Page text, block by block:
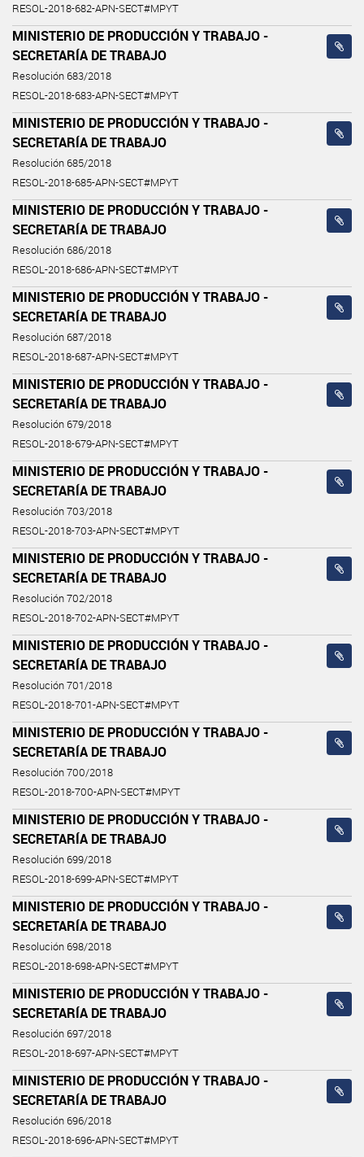
RESOL-2018-682-APN-SECT#MPYT
MINISTERIO DE PRODUCCIÓN Y TRABAJO -
SECRETARÍA DE TRABAJO
Resolución 683/2018
RESOL-2018-683-APN-SECT#MPYT
MINISTERIO DE PRODUCCIÓN Y TRABAJO -
SECRETARÍA DE TRABAJO
Resolución 685/2018
RESOL-2018-685-APN-SECT#MPYT
MINISTERIO DE PRODUCCIÓN Y TRABAJO -
SECRETARÍA DE TRABAJO
Resolución 686/2018
RESOL-2018-686-APN-SECT#MPYT
MINISTERIO DE PRODUCCIÓN Y TRABAJO -
SECRETARÍA DE TRABAJO
Resolución 687/2018
RESOL-2018-687-APN-SECT#MPYT
MINISTERIO DE PRODUCCIÓN Y TRABAJO -
SECRETARÍA DE TRABAJO
Resolución 679/2018
RESOL-2018-679-APN-SECT#MPYT
MINISTERIO DE PRODUCCIÓN Y TRABAJO -
SECRETARÍA DE TRABAJO
Resolución 703/2018
RESOL-2018-703-APN-SECT#MPYT
MINISTERIO DE PRODUCCIÓN Y TRABAJO -
SECRETARÍA DE TRABAJO
Resolución 702/2018
RESOL-2018-702-APN-SECT#MPYT
MINISTERIO DE PRODUCCIÓN Y TRABAJO -
SECRETARÍA DE TRABAJO
Resolución 701/2018
RESOL-2018-701-APN-SECT#MPYT
MINISTERIO DE PRODUCCIÓN Y TRABAJO -
SECRETARÍA DE TRABAJO
Resolución 700/2018
RESOL-2018-700-APN-SECT#MPYT
MINISTERIO DE PRODUCCIÓN Y TRABAJO -
SECRETARÍA DE TRABAJO
Resolución 699/2018
RESOL-2018-699-APN-SECT#MPYT
MINISTERIO DE PRODUCCIÓN Y TRABAJO -
SECRETARÍA DE TRABAJO
Resolución 698/2018
RESOL-2018-698-APN-SECT#MPYT
MINISTERIO DE PRODUCCIÓN Y TRABAJO -
SECRETARÍA DE TRABAJO
Resolución 697/2018
RESOL-2018-697-APN-SECT#MPYT
MINISTERIO DE PRODUCCIÓN Y TRABAJO -
SECRETARÍA DE TRABAJO
Resolución 696/2018
RESOL-2018-696-APN-SECT#MPYT